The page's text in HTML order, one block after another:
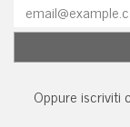
Oppure iscriviti